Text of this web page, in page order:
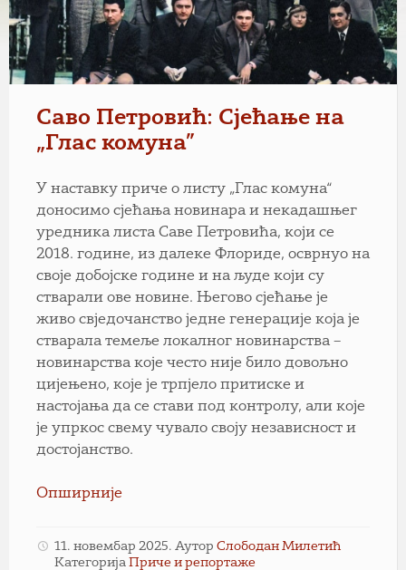
Саво Петровић: Сјећање на
„Глас комуна”
У наставку приче о листу „Глас комуна“
доносимо сјећања новинара и некадашњег
уредника листа Саве Петровића, који се
2018. године, из далеке Флориде, осврнуо на
своје добојске године и на људе који су
стварали ове новине. Његово сјећање је
живо свједочанство једне генерације која је
стварала темеље локалног новинарства –
новинарства које често није било довољно
цијењено, које је трпјело притиске и
настојања да се стави под контролу, али које
је упркос свему чувало своју независност и
достојанство.
Опширније
11. новембар 2025. Аутор Слободан Милетић
Категорија Приче и репортаже